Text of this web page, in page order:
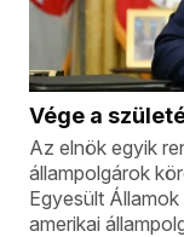
Vége a
Az elnök egyik
állampolgárok
Egyesült
amerikai